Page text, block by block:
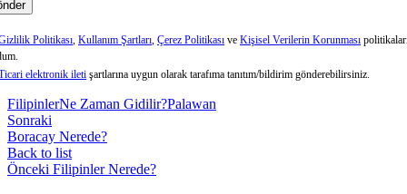
Politikası Kullanım Şartları Çerez Politikası ve Kişisel Verilerin Korunması
elektronik ileti şartlarına uygun olarak tarafıma tanıtım/bildirim gönderebilirsiniz.
FilipinlerNe Zaman Gidilir?Palawan
Sonraki
Boracay Nerede?
Back to list
Önceki Filipinler Nerede?